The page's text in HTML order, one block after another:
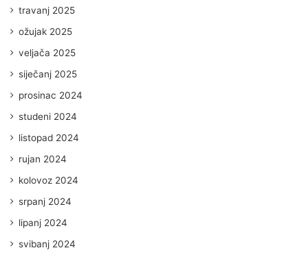
travanj 2025
ožujak 2025
veljača 2025
siječanj 2025
prosinac 2024
studeni 2024
listopad 2024
rujan 2024
kolovoz 2024
srpanj 2024
lipanj 2024
svibanj 2024